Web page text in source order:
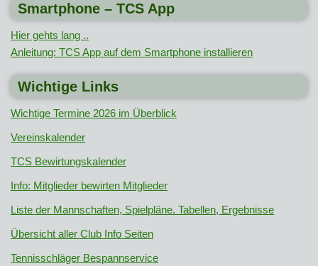
Smartphone – TCS App
Hier gehts lang ..
Anleitung: TCS App auf dem Smartphone installieren
Wichtige Links
Wichtige Termine 2026 im Überblick
Vereinskalender
TCS Bewirtungskalender
Info: Mitglieder bewirten Mitglieder
Liste der Mannschaften, Spielpläne. Tabellen, Ergebnisse
Übersicht aller Club Info Seiten
Tennisschläger Bespannservice